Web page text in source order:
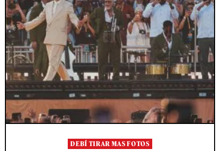
DEBÍ TIRAR MAS FOTOS